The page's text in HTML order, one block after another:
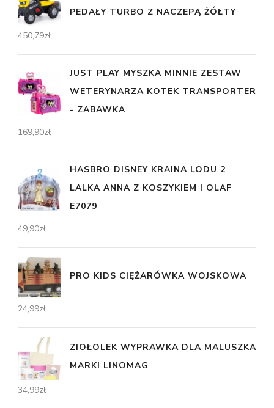
PEDAŁY TURBO Z NACZEPĄ ŻÓŁTY
450,79zł
JUST PLAY MYSZKA MINNIE ZESTAW
WETERYNARZA KOTEK TRANSPORTER
- ZABAWKA
169,90zł
HASBRO DISNEY KRAINA LODU 2
LALKA ANNA Z KOSZYKIEM I OLAF
E7079
49,90zł
PRO KIDS CIĘŻARÓWKA WOJSKOWA
24,99zł
ZIOŁOLEK WYPRAWKA DLA MALUSZKA
MARKI LINOMAG
34,99zł